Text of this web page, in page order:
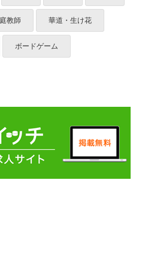
教師 華道・生け花
ボードゲーム